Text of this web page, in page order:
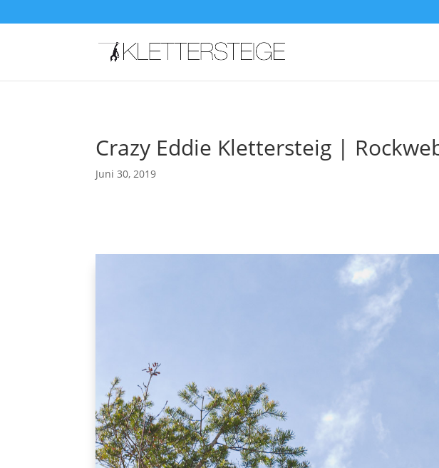
Crazy Eddie Klettersteig |
Juni 30, 2019